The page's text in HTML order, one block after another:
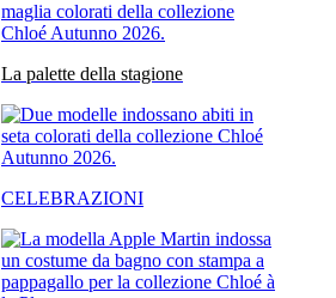
La palette della stagione
CELEBRAZIONI